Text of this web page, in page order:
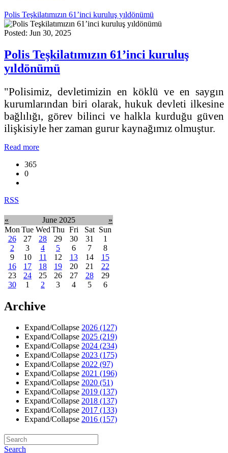
Polis Teşkilatımızın 61’inci kuruluş yıldönümü
Posted: Jun 30, 2025
Polis Teşkilatımızın 61’inci kuruluş
yıldönümü
"Polisimiz, devletimizin en köklü ve en saygın
kurumlarından biri olarak, hukuk devleti ilkesine
bağlılığı, görev bilinci ve halkla kurduğu güven
ilişkisiyle her zaman gurur kaynağımız olmuştur.
Read more
365
0
RSS
« June 2025
»
Mon Tue WedThu Fri Sat Sun
26
27 28 29 30 31
1
2
3 4 5 6 7
8
9
10 11 12 13 14
15
16
17 18 19 20 21
22
23
24 25 26 27 28
29
30
1 2 3 4 5 6
Archive
Expand/Collapse 2026 (127)
Expand/Collapse 2025 (219)
Expand/Collapse 2024 (234)
Expand/Collapse 2023 (175)
Expand/Collapse 2022 (97)
Expand/Collapse 2021 (196)
Expand/Collapse 2020 (51)
Expand/Collapse 2019 (137)
Expand/Collapse 2018 (137)
Expand/Collapse 2017 (133)
Expand/Collapse 2016 (157)
Search